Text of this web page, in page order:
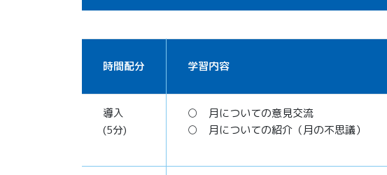
時間配分 学習内容
導入
(5分)
○ 月についての意見交流
○ 月についての紹介（月の不思議）